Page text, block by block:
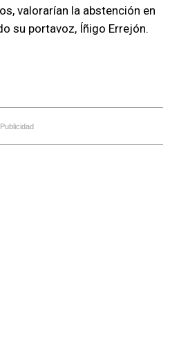
valorarían la abstención en
su portavoz, Íñigo Errejón.
Publicidad